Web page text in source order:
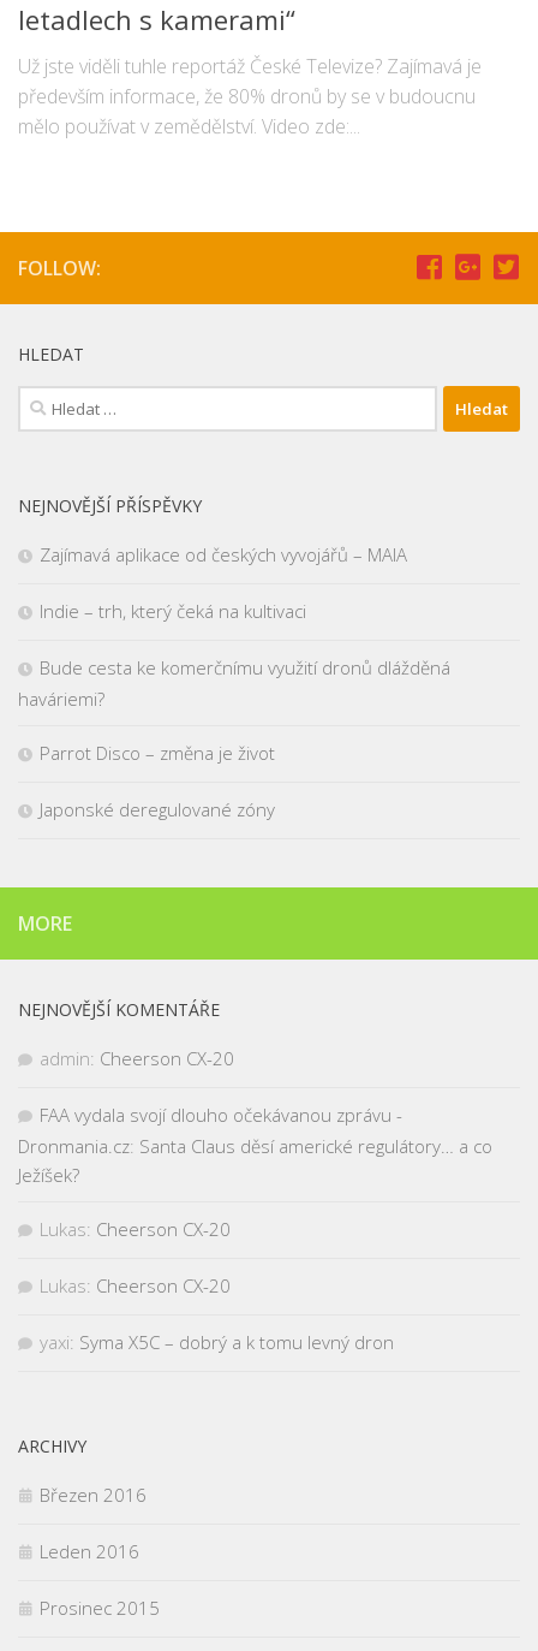
letadlech s kamerami“
Už jste viděli tuhle reportáž České Televize? Zajímavá je
především informace, že 80% dronů by se v budoucnu
mělo používat v zemědělství. Video zde:...
FOLLOW:
HLEDAT
Vyhledávání
NEJNOVĚJŠÍ PŘÍSPĚVKY
Zajímavá aplikace od českých vyvojářů – MAIA
Indie – trh, který čeká na kultivaci
Bude cesta ke komerčnímu využití dronů dlážděná
haváriemi?
Parrot Disco – změna je život
Japonské deregulované zóny
MORE
NEJNOVĚJŠÍ KOMENTÁŘE
admin: Cheerson CX-20
FAA vydala svojí dlouho očekávanou zprávu -
Dronmania.cz: Santa Claus děsí americké regulátory… a co
Ježíšek?
Lukas: Cheerson CX-20
Lukas: Cheerson CX-20
yaxi: Syma X5C – dobrý a k tomu levný dron
ARCHIVY
Březen 2016
Leden 2016
Prosinec 2015